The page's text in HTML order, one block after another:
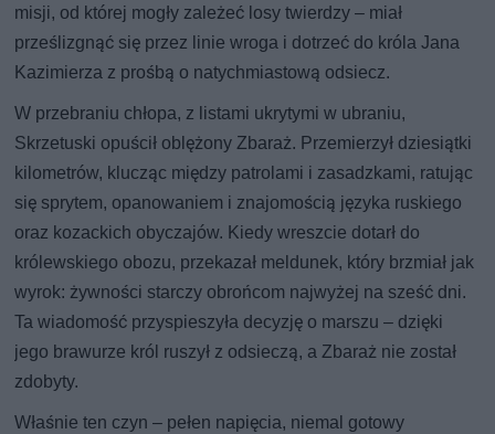
misji, od której mogły zależeć losy twierdzy – miał
prześlizgnąć się przez linie wroga i dotrzeć do króla Jana
Kazimierza z prośbą o natychmiastową odsiecz.
W przebraniu chłopa, z listami ukrytymi w ubraniu,
Skrzetuski opuścił oblężony Zbaraż. Przemierzył dziesiątki
kilometrów, klucząc między patrolami i zasadzkami, ratując
się sprytem, opanowaniem i znajomością języka ruskiego
oraz kozackich obyczajów. Kiedy wreszcie dotarł do
królewskiego obozu, przekazał meldunek, który brzmiał jak
wyrok: żywności starczy obrońcom najwyżej na sześć dni.
Ta wiadomość przyspieszyła decyzję o marszu – dzięki
jego brawurze król ruszył z odsieczą, a Zbaraż nie został
zdobyty.
Właśnie ten czyn – pełen napięcia, niemal gotowy